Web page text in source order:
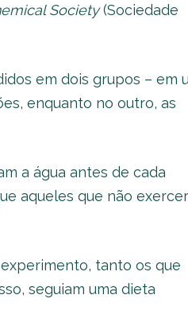
Society(Sociedade
em dois grupos – em
enquanto no outro, as
a água antes de cada
aqueles que não
tanto os que
seguiam uma dieta